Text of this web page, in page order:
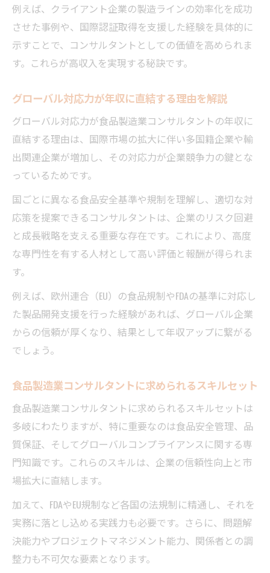
例えば、クライアント企業の製造ラインの効率化を成功
させた事例や、国際認証取得を支援した経験を具体的に
示すことで、コンサルタントとしての価値を高められま
す。これらが高収入を実現する秘訣です。
グローバル対応力が年収に直結する理由を解説
グローバル対応力が食品製造業コンサルタントの年収に
直結する理由は、国際市場の拡大に伴い多国籍企業や輸
出関連企業が増加し、その対応力が企業競争力の鍵とな
っているためです。
国ごとに異なる食品安全基準や規制を理解し、適切な対
応策を提案できるコンサルタントは、企業のリスク回避
と成長戦略を支える重要な存在です。これにより、高度
な専門性を有する人材として高い評価と報酬が得られま
す。
例えば、欧州連合（EU）の食品規制やFDAの基準に対応し
た製品開発支援を行った経験があれば、グローバル企業
からの信頼が厚くなり、結果として年収アップに繋がる
でしょう。
食品製造業コンサルタントに求められるスキルセット
食品製造業コンサルタントに求められるスキルセットは
多岐にわたりますが、特に重要なのは食品安全管理、品
質保証、そしてグローバルコンプライアンスに関する専
門知識です。これらのスキルは、企業の信頼性向上と市
場拡大に直結します。
加えて、FDAやEU規制など各国の法規制に精通し、それを
実務に落とし込める実践力も必要です。さらに、問題解
決能力やプロジェクトマネジメント能力、関係者との調
整力も不可欠な要素となります。